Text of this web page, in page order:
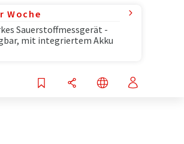
Woche
Sauerstoffmessgerät -
mit integriertem Akku